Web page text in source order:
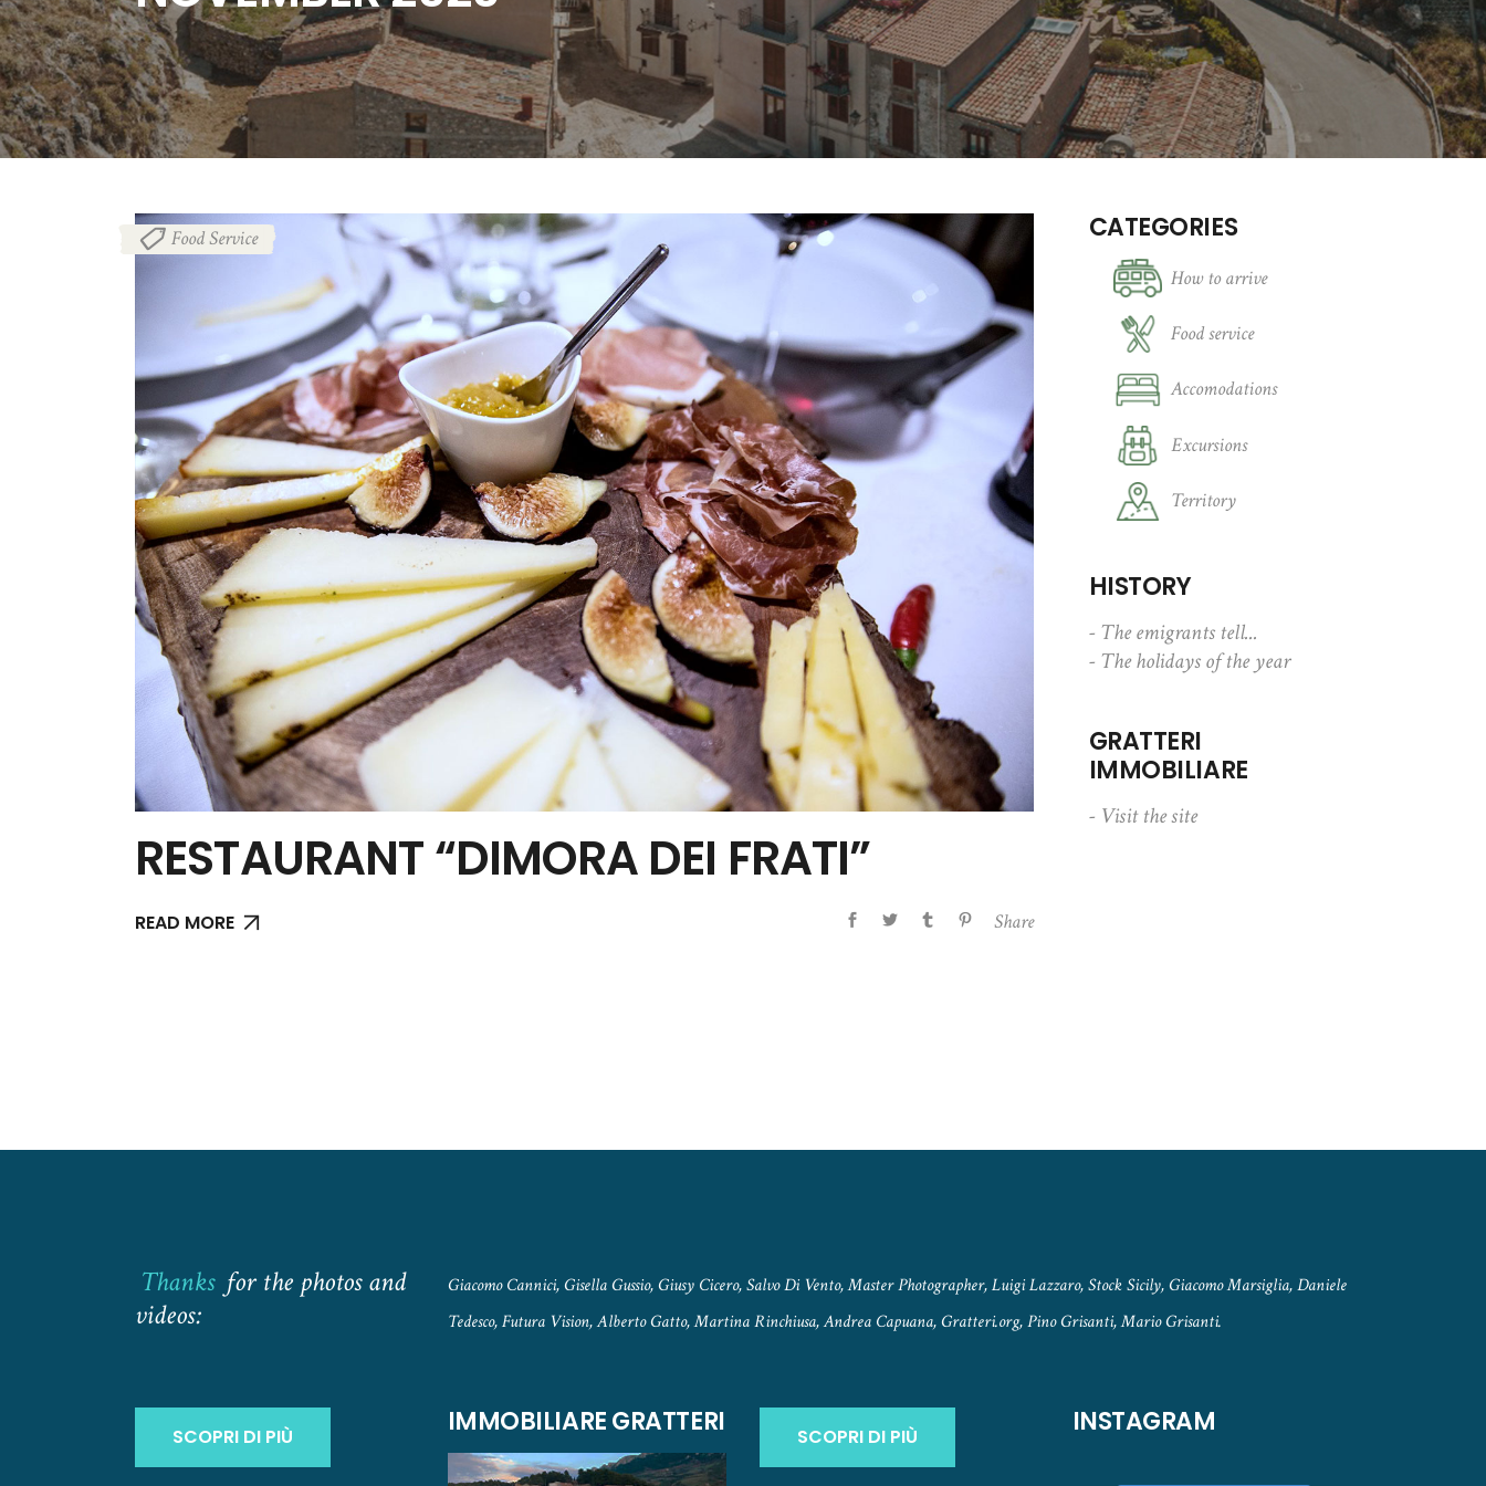
Food Service
RESTAURANT “DIMORA DEI FRATI”
READ MORE Share
CATEGORIES
How to arrive
Food service
Accomodations
Excursions
Territory
HISTORY
- The emigrants tell...
- The holidays of the year
GRATTERI
IMMOBILIARE
- Visit the site
Thanks for the photos and
videos:
Giacomo Cannici, Gisella Gussio, Giusy Cicero, Salvo Di Vento, Master Photographer, Luigi Lazzaro, Stock Sicily, Giacomo Marsiglia, Daniele
Tedesco, Futura Vision, Alberto Gatto, Martina Rinchiusa, Andrea Capuana, Gratteri.org, Pino Grisanti, Mario Grisanti.
SCOPRI DI PIÙ IMMOBILIARE GRATTERI SCOPRI DI PIÙ INSTAGRAM